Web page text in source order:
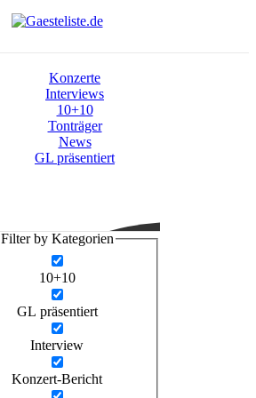
Konzerte
Interviews
10+10
Tonträger
News
GL präsentiert
Filter by Kategorien
10+10
GL präsentiert
Interview
Konzert-Bericht